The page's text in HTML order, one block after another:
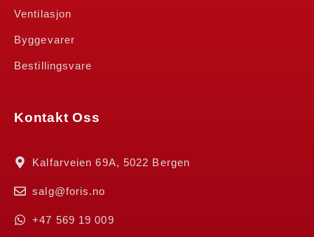
Ventilasjon
Byggevarer
Bestillingsvare
Kontakt Oss
Kalfarveien 69A, 5022 Bergen
salg@foris.no
+47 569 19 009